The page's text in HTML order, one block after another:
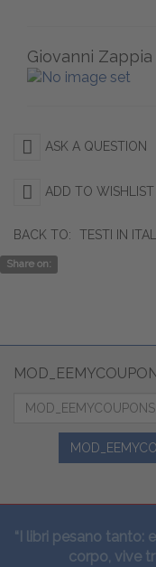
Giovanni Zappia
ASK A QUESTION
ADD TO WISHLIST
BACK TO: TESTI IN
Share on:
“I libri pesano tanto:
corpo, vive